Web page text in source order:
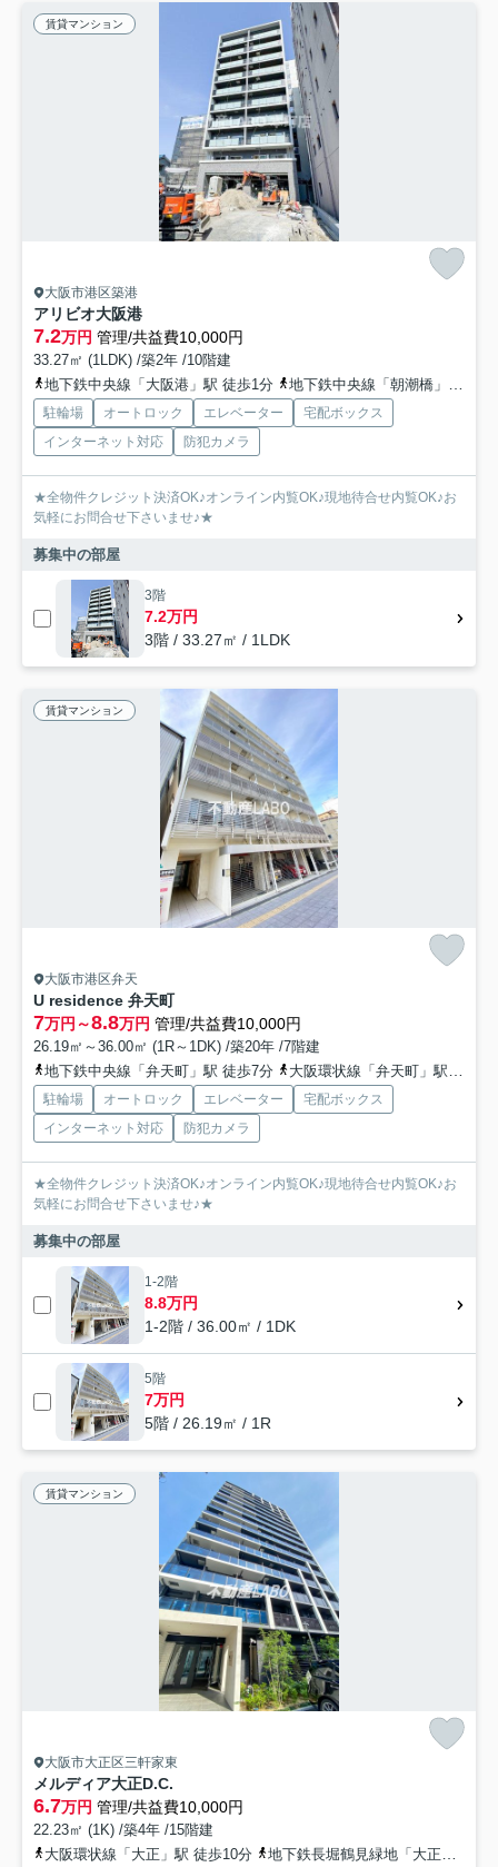
賃貸マンション
大阪市港区築港
アリビオ大阪港
7.2万円 管理/共益費10,000円
33.27㎡ (1LDK) /築2年 /10階建
地下鉄中央線「大阪港」駅 徒歩1分
地下鉄中央線「朝潮橋」駅 徒歩20分
駐輪場 オートロック エレベーター
宅配ボックス
インターネット対応
防犯カメラ
★全物件クレジット決済OK♪オンライン内覧OK♪現地待合せ内覧OK♪お
気軽にお問合せ下さいませ♪★
募集中の部屋
3階
7.2万円
3階 / 33.27㎡ / 1LDK
賃貸マンション
大阪市港区弁天
U residence 弁天町
7万円～8.8万円 管理/共益費10,000円
26.19㎡～36.00㎡ (1R～1DK) /築20年 /7階建
地下鉄中央線「弁天町」駅 徒歩7分
大阪環状線「弁天町」駅 徒歩7分
駐輪場 オートロック エレベーター
宅配ボックス
インターネット対応
防犯カメラ
★全物件クレジット決済OK♪オンライン内覧OK♪現地待合せ内覧OK♪お
気軽にお問合せ下さいませ♪★
募集中の部屋
1-2階
8.8万円
1-2階 / 36.00㎡ / 1DK
5階
7万円
5階 / 26.19㎡ / 1R
賃貸マンション
大阪市大正区三軒家東
メルディア大正D.C.
6.7万円 管理/共益費10,000円
22.23㎡ (1K) /築4年 /15階建
大阪環状線「大正」駅 徒歩10分
地下鉄長堀鶴見緑地「大正」駅 徒歩11分